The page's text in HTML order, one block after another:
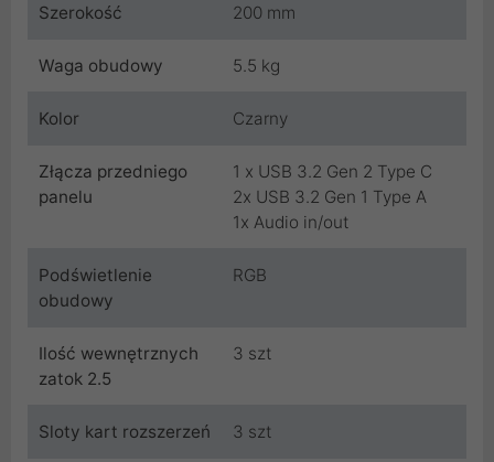
Szerokość 200 mm
Waga obudowy 5.5 kg
Kolor Czarny
Złącza przedniego
panelu
1 x USB 3.2 Gen 2 Type C
2x USB 3.2 Gen 1 Type A
1x Audio in/out
Podświetlenie
obudowy
RGB
Ilość wewnętrznych
zatok 2.5
3 szt
Sloty kart rozszerzeń 3 szt